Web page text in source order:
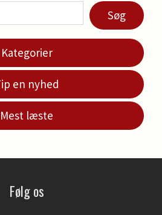
Søg
Kategorier
en nyhed
Mest læste
Følg os